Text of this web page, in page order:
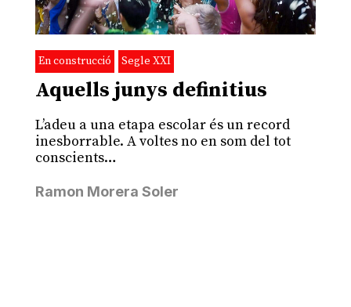
En construcció Segle XXI
Aquells junys definitius
L’adeu a una etapa escolar és un record
inesborrable. A voltes no en som del tot
conscients…
Ramon Morera Soler